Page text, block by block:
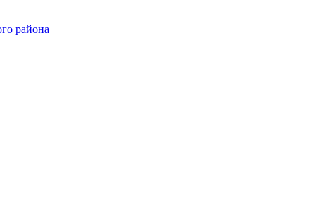
района